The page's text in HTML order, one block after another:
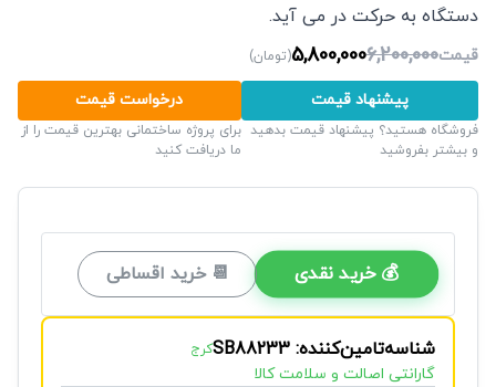
دستگاه به حرکت در می آید.
قیمت6,200,000
5,800,000
(تومان)
پیشنهاد قیمت
فروشگاه هستید؟ پیشنهاد قیمت بدهید
و بیشتر بفروشید
درخواست قیمت
برای پروژه ساختمانی بهترین قیمت را از
ما دریافت کنید
💰 خرید نقدی 📆 خرید اقساطی
شناسه‌تامین‌کننده: SB88233 کرج
گارانتی اصالت و سلامت کالا